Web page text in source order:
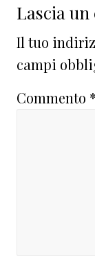
Lascia
Il tuo
campi
Commento *